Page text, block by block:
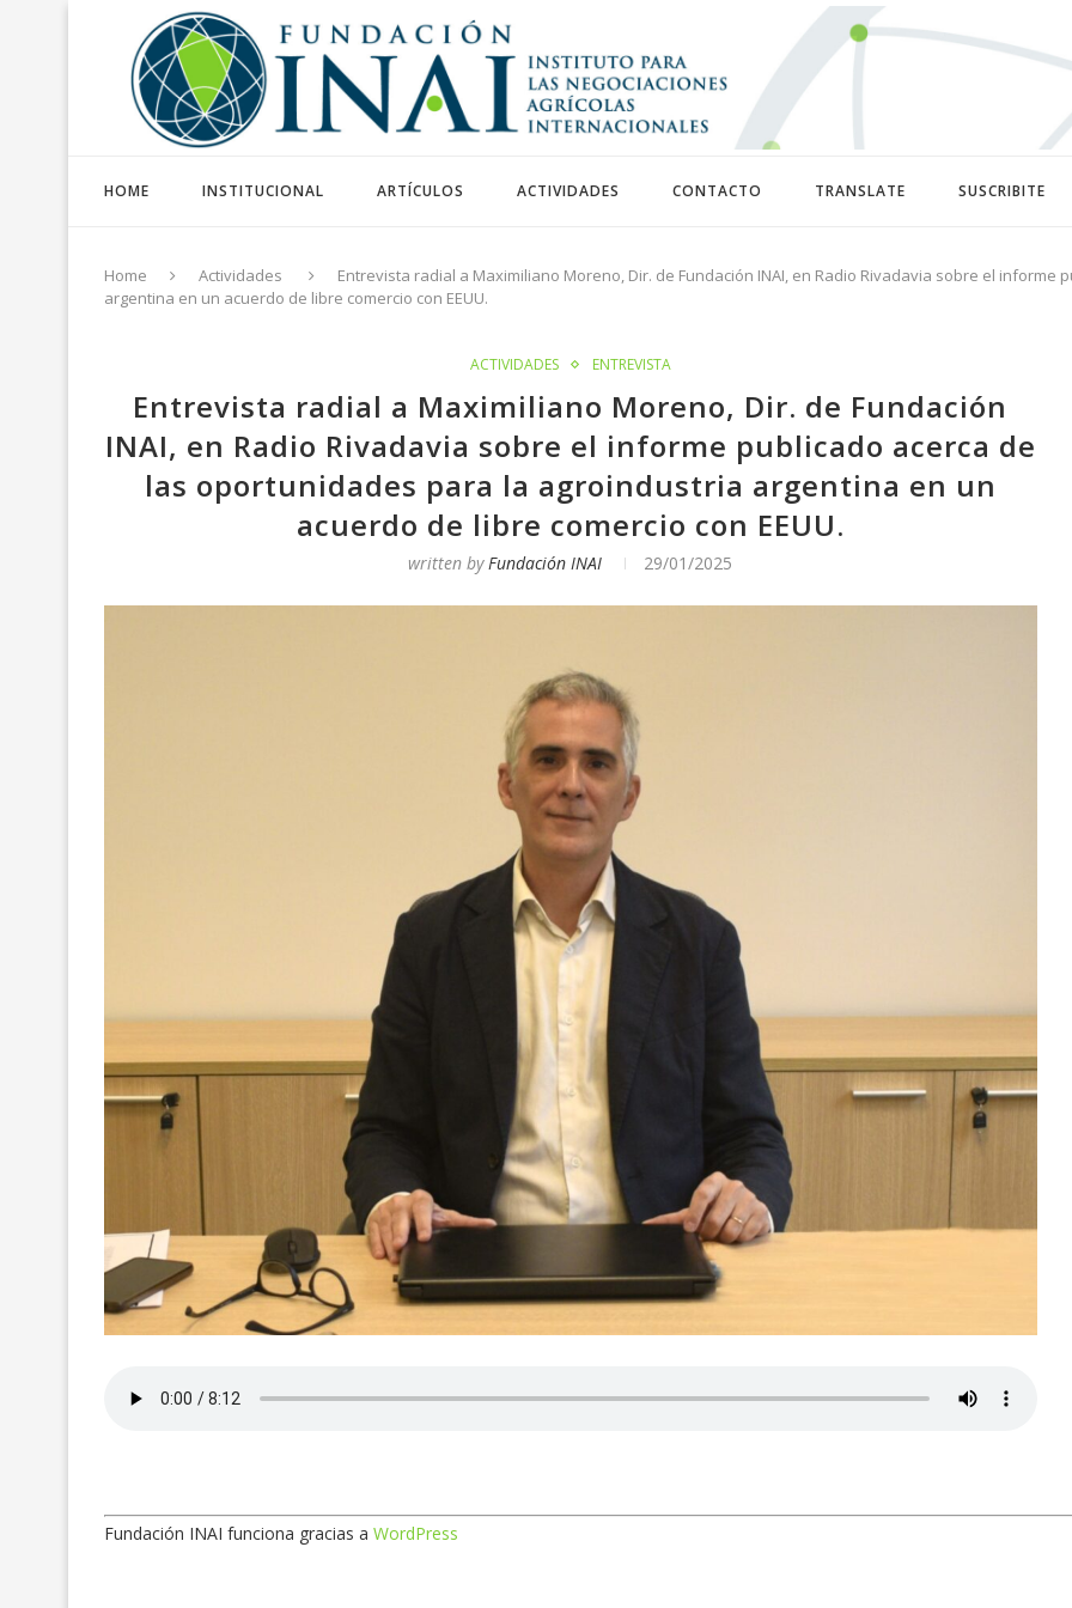
HOME INSTITUCIONAL ARTÍCULOS ACTIVIDADES CONTACTO TRANSLATE SUSCRIBITE
Home Actividades
Entrevista radial a Maximiliano Moreno, Dir. de Fundación INAI, en Radio Rivadavia sobre el
argentina en un acuerdo de libre comercio con EEUU.
ACTIVIDADES ENTREVISTA
Entrevista radial a Maximiliano Moreno, Dir. de Fundación
INAI, en Radio Rivadavia sobre el informe publicado acerca de
las oportunidades para la agroindustria argentina en un
acuerdo de libre comercio con EEUU.
written by Fundación INAI 29/01/2025
MAXIMILIANO MORENO: EL
REACOMODAMIENTO GLOBAL
Fundación INAI funciona gracias a WordPress